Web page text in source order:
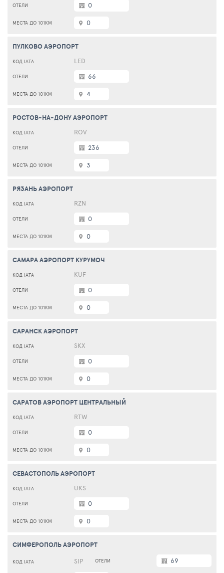
0
0
ПУЛКОВО АЭРОПОРТ
LED
66
4
РОСТОВ-НА-ДОНУ АЭРОПОРТ
ROV
236
3
РЯЗАНЬ АЭРОПОРТ
RZN
0
0
САМАРА АЭРОПОРТ КУРУМОЧ
KUF
0
0
САРАНСК АЭРОПОРТ
SKX
0
0
САРАТОВ АЭРОПОРТ ЦЕНТРАЛЬНЫЙ
RTW
0
0
СЕВАСТОПОЛЬ АЭРОПОРТ
UKS
0
0
СИМФЕРОПОЛЬ АЭРОПОРТ
SIP
69